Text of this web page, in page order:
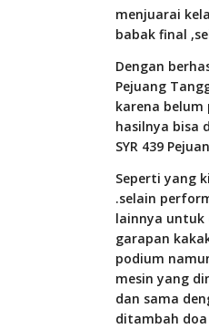
menjuarai
babak final
Dengan
Pejuang
karena belum
hasilnya bisa
SYR 439
Seperti yang
.selain
lainnya untuk
garapan
podium
mesin yang
dan sama
ditambah